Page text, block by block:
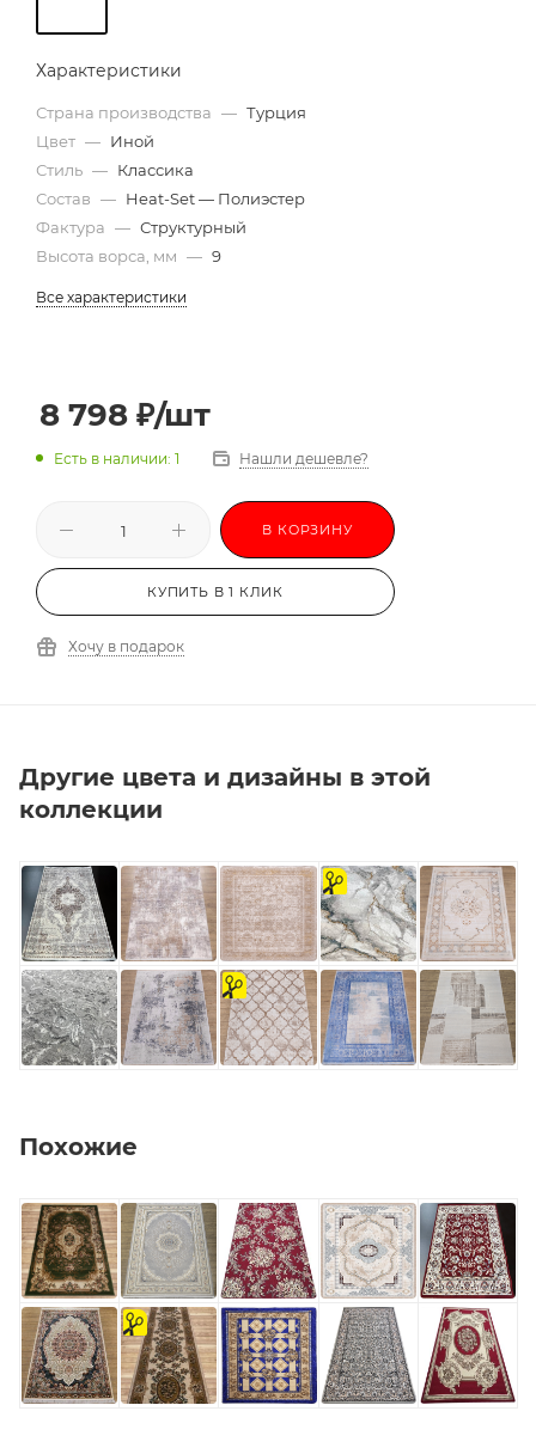
Характеристики
Страна производства — Турция
Цвет — Иной
Стиль — Классика
Состав — Heat-Set — Полиэстер
Фактура — Структурный
Высота ворса, мм — 9
Все характеристики
8 798 ₽/шт
Есть в наличии: 1 Нашли дешевле?
В КОРЗИНУ
КУПИТЬ В 1 КЛИК
Хочу в подарок
Другие цвета и дизайны в этой
коллекции
на
отрез
на
отрез
Похожие
на
отрез